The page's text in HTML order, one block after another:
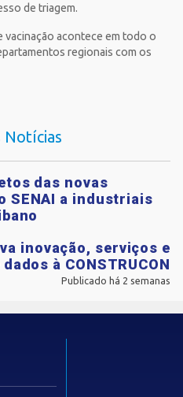
de triagem.
vacinação acontece em todo o
regionais com os
Notícias
das novas
SENAI a industriais
inovação, serviços e
à CONSTRUCON
Publicado há 2 semanas